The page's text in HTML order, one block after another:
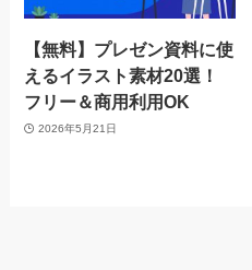
【無料】プレゼン資料に使
えるイラスト素材20選！
フリー＆商用利用OK
2026年5月21日